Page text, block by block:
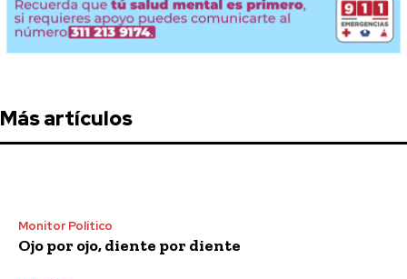
Más artículos
Monitor Político
Ojo por ojo, diente por diente